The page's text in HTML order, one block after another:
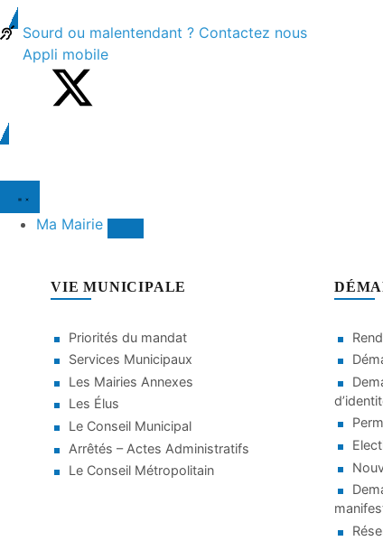
Sourd ou malentendant ? Contactez nous
Appli mobile
Ma Mairie
VIE MUNICIPALE
Priorités du mandat
Services Municipaux
Les Mairies Annexes
Les Élus
Le Conseil Municipal
Arrêtés – Actes Administratifs
Le Conseil Métropolitain